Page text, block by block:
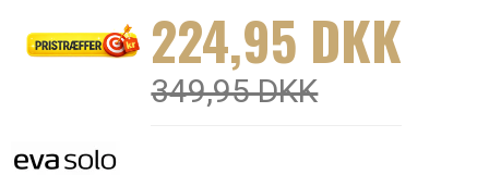
224,95 DKK
349,95 DKK